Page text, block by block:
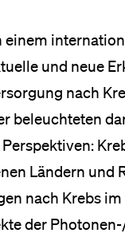
einem
und neue
nach
beleuchteten
Ländern und
nach Krebs
der